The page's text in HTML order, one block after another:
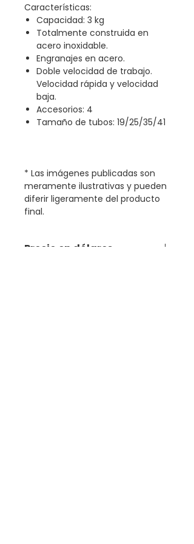
Características:
Capacidad: 3 kg
Totalmente construida en
acero inoxidable.
Engranajes en acero.
Doble velocidad de trabajo.
Velocidad rápida y velocidad
baja.
Accesorios: 4
Tamaño de tubos: 19/25/35/41
* Las imágenes publicadas son
meramente ilustrativas y pueden
diferir ligeramente del producto
final.
Precio en dólares